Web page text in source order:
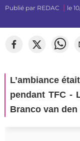
Publié par REDAC le
L’ambiance
pendant TFC -
Branco van den